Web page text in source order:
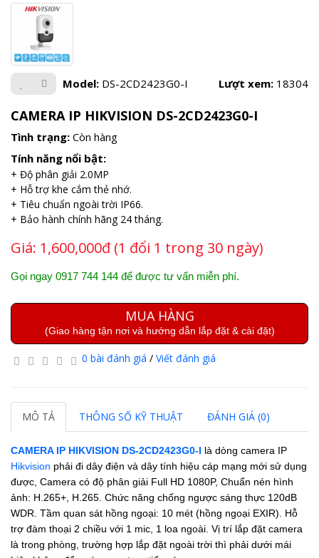
Model: DS-2CD2423G0-I Lượt xem: 18304
CAMERA IP HIKVISION DS-2CD2423G0-I
Tình trạng: Còn hàng
Tính năng nổi bật:
+ Độ phân giải 2.0MP
+ Hỗ trợ khe cắm thẻ nhớ.
+ Tiêu chuẩn ngoài trời IP66.
+ Bảo hành chính hãng 24 tháng.
Giá: 1,600,000đ (1 đổi 1 trong 30 ngày)
Gọi ngay 0917 744 144 để được tư vấn miễn phí.
MUA HÀNG
(Giao hàng tận nơi và hướng dẫn lắp đặt & cài đặt)
0 bài đánh giá / Viết đánh giá
MÔ TẢ THÔNG SỐ KỸ THUẬT ĐÁNH GIÁ (0)
CAMERA IP HIKVISION DS-2CD2423G0-I là dòng camera IP
Hikvision phải đi dây điện và dây tính hiệu cáp mạng mới sử dụng
được, Camera có độ phân giải Full HD 1080P, Chuẩn nén hình
ảnh: H.265+, H.265. Chức năng chống ngược sáng thực 120dB
WDR. Tầm quan sát hồng ngoại: 10 mét (hồng ngoại EXIR). Hỗ
trợ đàm thoại 2 chiều với 1 mic, 1 loa ngoài. Vị trí lắp đặt camera
là trong phòng, trường hợp lắp đặt ngoài trời thì phải dưới mái